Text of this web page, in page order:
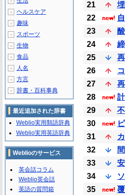
21
22
23
24
25
26
27
28
29
30
31
32
33
34
35
＋ ヘルスケア
＋ 趣味
＋ スポーツ
＋ 生物
＋ 食品
＋ 人名
＋ 方言
＋ 辞書・百科事典
最近追加された辞書
Weblio実用類語辞典
Weblio実用英語辞典
Weblioのサービス
英会話コラム
Weblio英会話
英語の質問箱